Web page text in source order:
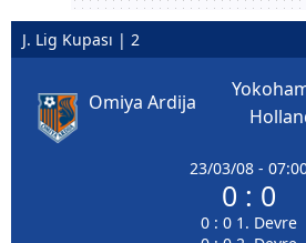
J. Lig Kupası | 2
Omiya Ardija
23/03/08 -
0 : 0
0 : 0 1. Devre